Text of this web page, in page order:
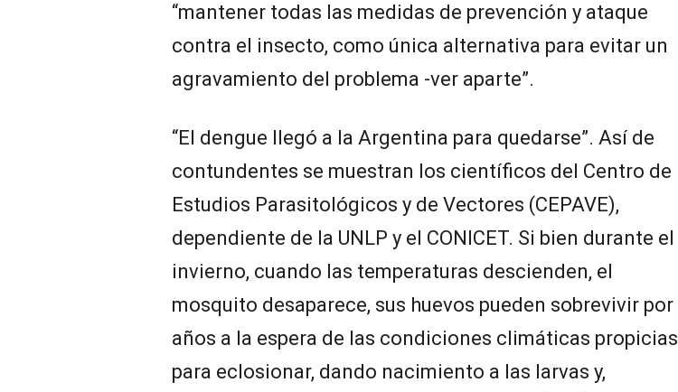
“mantener todas las medidas de prevención y ataque
contra el insecto, como única alternativa para evitar un
agravamiento del problema -ver aparte”.
“El dengue llegó a la Argentina para quedarse”. Así de
contundentes se muestran los científicos del Centro de
Estudios Parasitológicos y de Vectores (CEPAVE),
dependiente de la UNLP y el CONICET. Si bien durante el
invierno, cuando las temperaturas descienden, el
mosquito desaparece, sus huevos pueden sobrevivir por
años a la espera de las condiciones climáticas propicias
para eclosionar, dando nacimiento a las larvas y,